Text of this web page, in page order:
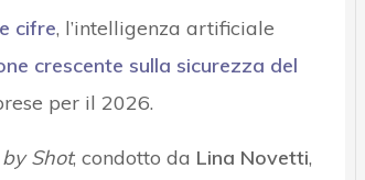
cifre, l’intelligenza artificiale
crescente sulla sicurezza del
per il 2026.
Shot, condotto da Lina Novetti,